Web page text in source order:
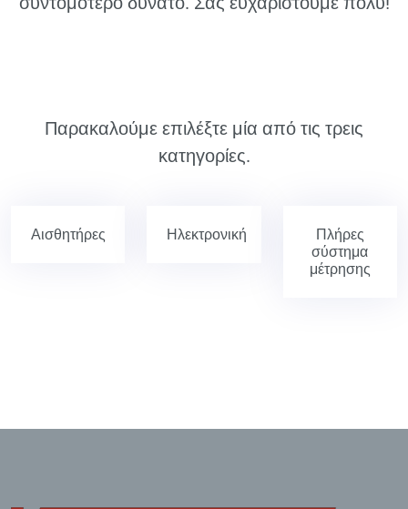
Παρακαλούμε επιλέξτε μία από τις τρεις
κατηγορίες.
Αισθητήρες Ηλεκτρονική
Πλήρες
σύστημα
μέτρησης